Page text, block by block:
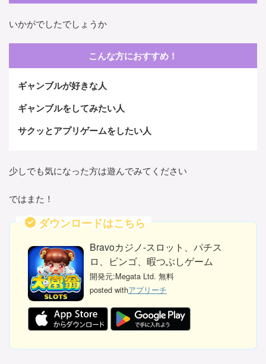
いかがでしたでしょうか
こんな方におすすめ！
ギャンブルが好きな人
ギャンブルをしてみたい人
サクッとアプリゲームをしたい人
少しでも気になった方は遊んでみてください
ではまた！
ダウンロードはこちら
Bravoカジノ-スロット、パチス
ロ、ビンゴ、暇つぶしゲーム
開発元:Megata Ltd. 無料
posted withアプリーチ